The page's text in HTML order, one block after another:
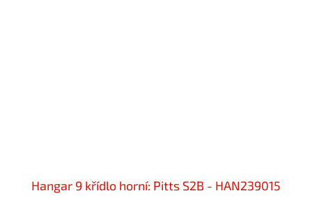
Hangar 9 křídlo horní: Pitts S2B - HAN239015